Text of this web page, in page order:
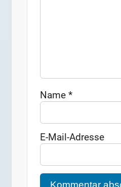
Name*
E-Mail-Adresse